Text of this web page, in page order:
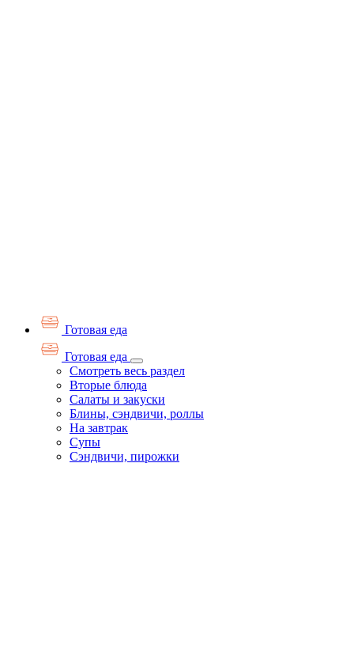
Готовая еда
Готовая еда
Смотреть весь раздел
Вторые блюда
Салаты и закуски
Блины, сэндвичи, роллы
На завтрак
Супы
Сэндвичи, пирожки